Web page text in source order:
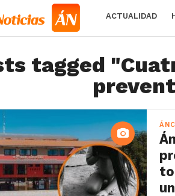
ACTUALIDAD
tagged